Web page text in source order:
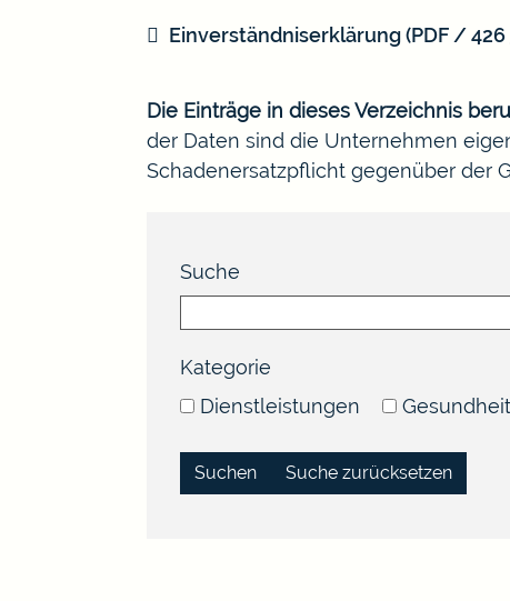
Einverständniserklärung(PDF / 426
Die Einträge in dieses Verzeichnis
der Daten sind die Unternehmen
Schadenersatzpflicht gegenüber der
Suche
Kategorie
Dienstleistungen
Gesundheit
Suche zurücksetzen